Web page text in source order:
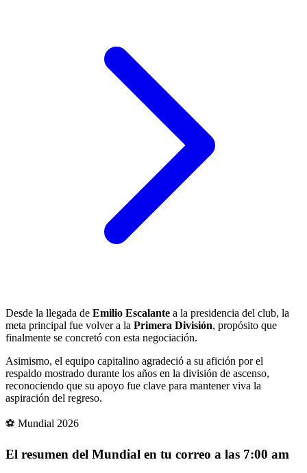
Desde la llegada de Emilio Escalante a la presidencia del club, la
meta principal fue volver a la Primera División, propósito que
finalmente se concretó con esta negociación.
Asimismo, el equipo capitalino agradeció a su afición por el
respaldo mostrado durante los años en la división de ascenso,
reconociendo que su apoyo fue clave para mantener viva la
aspiración del regreso.
⚽ Mundial 2026
El resumen del Mundial en tu correo a las 7:00 am